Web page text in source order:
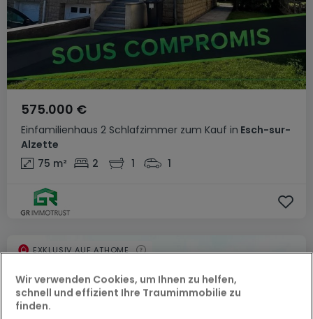
Einfamilienhaus 2 Schlafzimmer zum Kauf in Esch-sur-
Alzette
575.000 €
75 m² 2 1 1
EXKLUSIV AUF ATHOME
Wir verwenden Cookies, um Ihnen zu helfen,
schnell und effizient Ihre Traumimmobilie zu
finden.